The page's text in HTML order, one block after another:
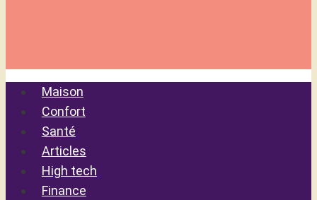
Maison
Confort
Santé
Articles
High tech
Finance